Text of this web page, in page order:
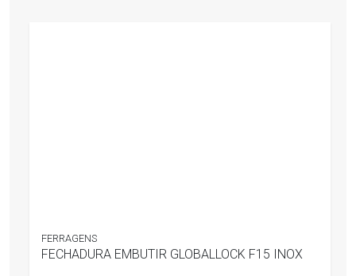
FERRAGENS
FECHADURA EMBUTIR GLOBALLOCK F15 INOX